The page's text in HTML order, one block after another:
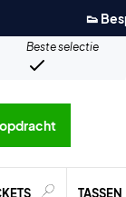
👟
Beste selectie
TASSEN